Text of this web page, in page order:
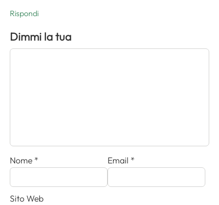
Rispondi
Dimmi la tua
Nome * Email *
Sito Web